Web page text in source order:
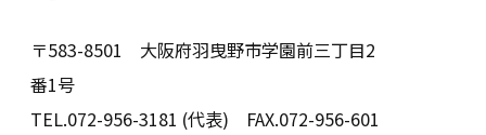
〒583-8501 大阪府羽曳野市学園前三丁目2
番1号
TEL.072-956-3181 (代表) FAX.072-956-601